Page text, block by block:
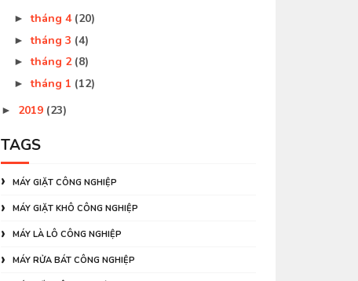
►tháng 4 (20)
►tháng 3 (4)
►tháng 2 (8)
►tháng 1 (12)
► 2019 (23)
TAGS
MÁY GIẶT CÔNG NGHIỆP
MÁY GIẶT KHÔ CÔNG NGHIỆP
MÁY LÀ LÔ CÔNG NGHIỆP
MÁY RỬA BÁT CÔNG NGHIỆP